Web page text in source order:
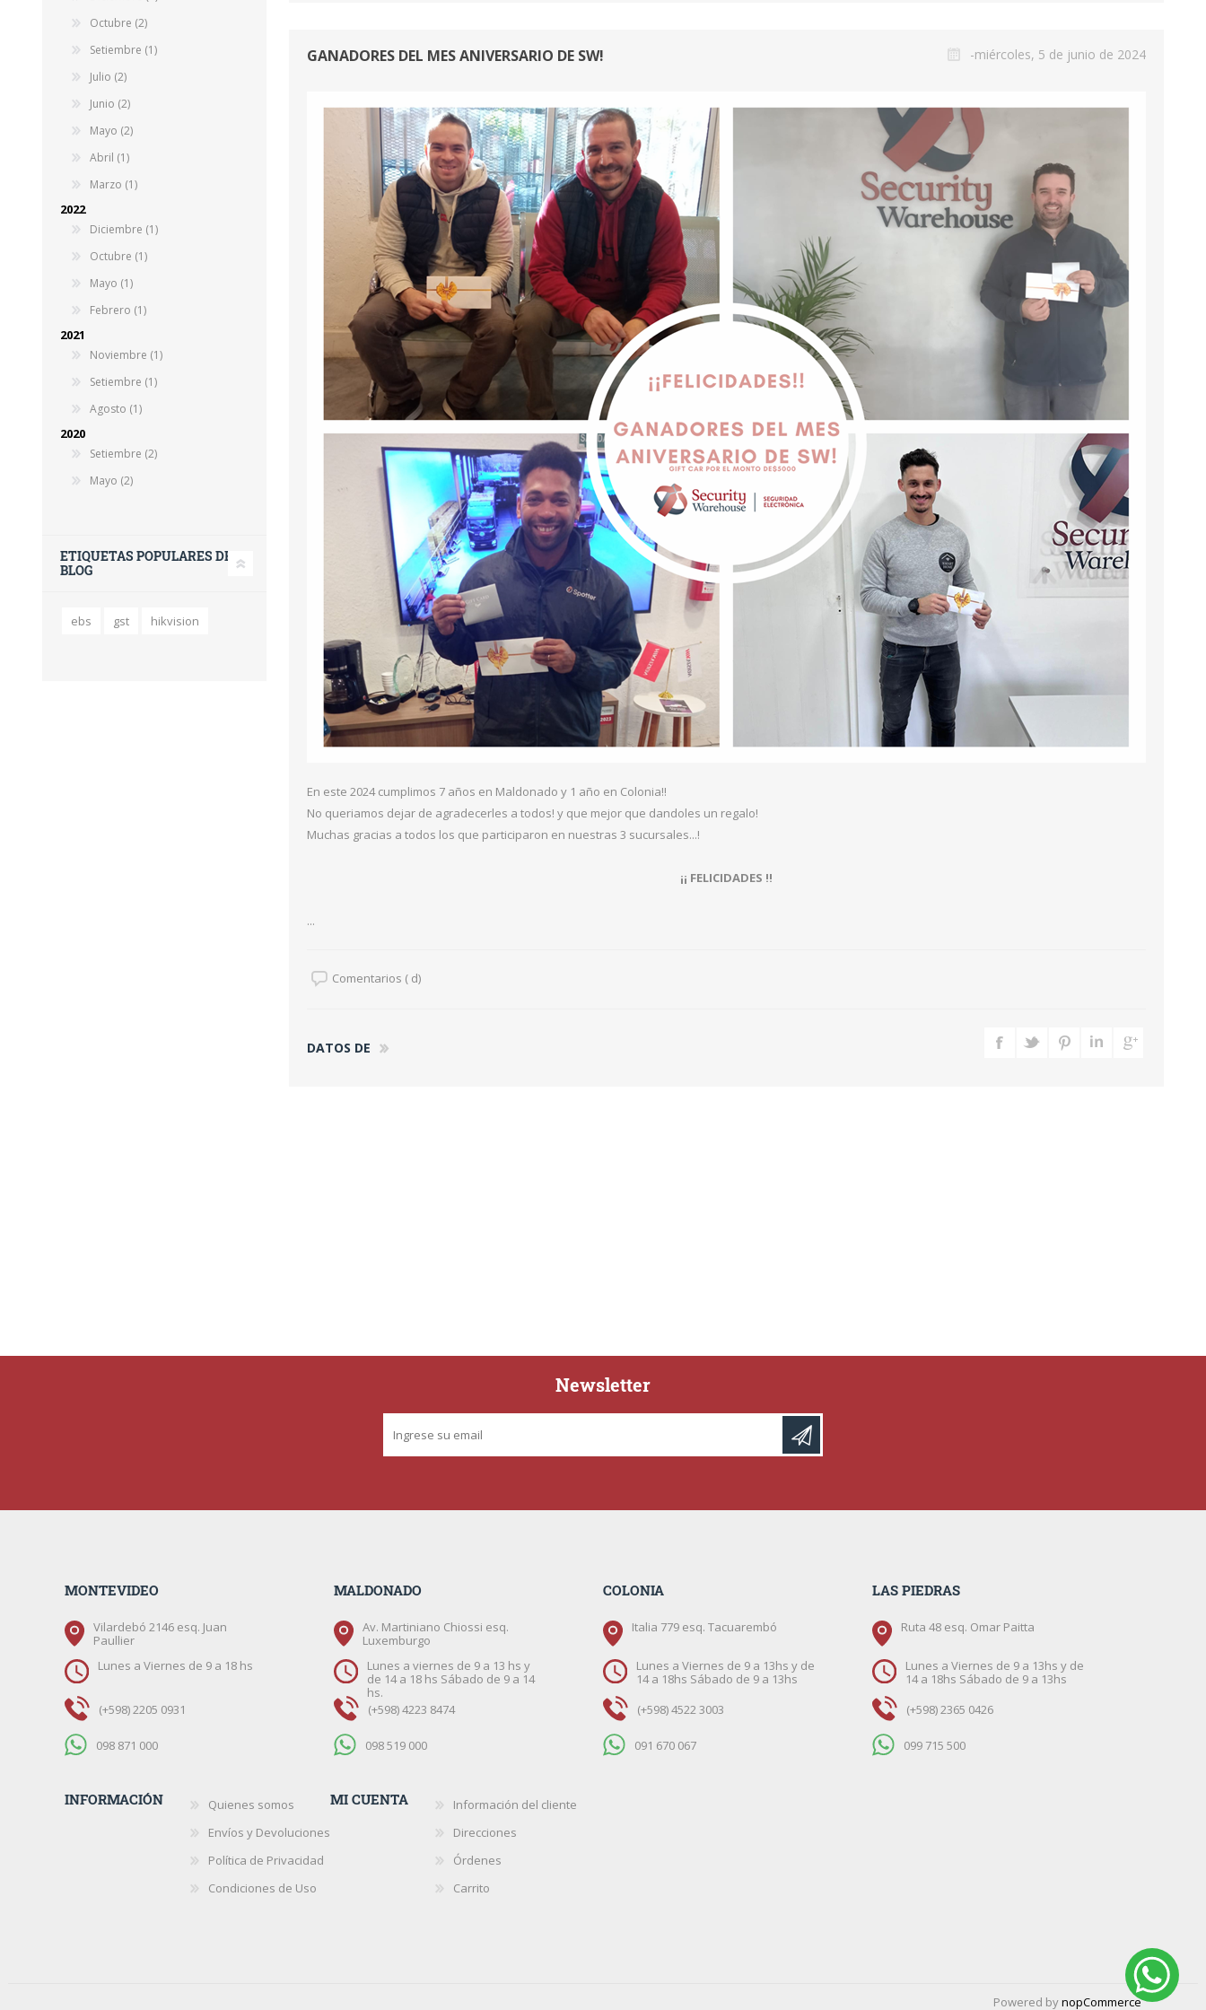
GANADORES DEL MES ANIVERSARIO DE SW! -miércoles, 5 de junio de 2024
En este 2024 cumplimos 7 años en Maldonado y 1 año en Colonia!!
No queriamos dejar de agradecerles a todos! y que mejor que dandoles un regalo!
Muchas gracias a todos los que participaron en nuestras 3 sucursales...!
¡¡ FELICIDADES !!
...
Comentarios ( d)
DATOS DE
Octubre (2)
Setiembre (1)
Julio (2)
Junio (2)
Mayo (2)
Abril (1)
Marzo (1)
2022
Diciembre (1)
Octubre (1)
Mayo (1)
Febrero (1)
2021
Noviembre (1)
Setiembre (1)
Agosto (1)
2020
Setiembre (2)
Mayo (2)
ETIQUETAS POPULARES DEL
BLOG
ebs gst hikvision
Newsletter
MONTEVIDEO
Vilardebó 2146 esq. Juan
Paullier
Lunes a Viernes de 9 a 18 hs
(+598) 2205 0931
098 871 000
MALDONADO
Av. Martiniano Chiossi esq.
Luxemburgo
Lunes a viernes de 9 a 13 hs y
de 14 a 18 hs Sábado de 9 a 14
hs.
(+598) 4223 8474
098 519 000
COLONIA
Italia 779 esq. Tacuarembó
Lunes a Viernes de 9 a 13hs y de
14 a 18hs Sábado de 9 a 13hs
(+598) 4522 3003
091 670 067
LAS PIEDRAS
Ruta 48 esq. Omar Paitta
Lunes a Viernes de 9 a 13hs y de
14 a 18hs Sábado de 9 a 13hs
(+598) 2365 0426
099 715 500
INFORMACIÓN
Quienes somos
Envíos y Devoluciones
Política de Privacidad
Condiciones de Uso
MI CUENTA
Información del cliente
Direcciones
Órdenes
Carrito
Powered bynopCommerce